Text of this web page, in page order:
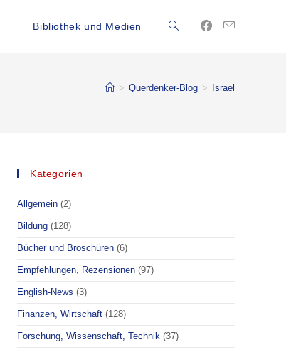
Bibliothek und Medien Website-
> Querdenker-Blog > Israel
Kategorien
Allgemein (2)
Bildung (128)
Bücher und Broschüren (6)
Empfehlungen, Rezensionen (97)
English-News (3)
Finanzen, Wirtschaft (128)
Forschung, Wissenschaft, Technik (37)